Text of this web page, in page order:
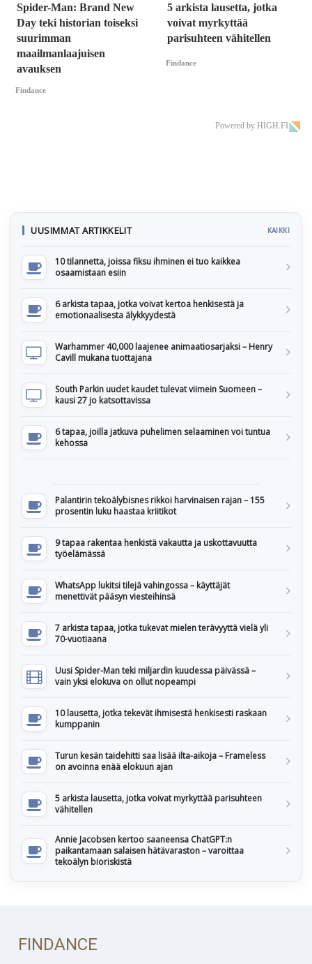
Spider-Man: Brand New
Day teki historian toiseksi
suurimman
maailmanlaajuisen
avauksen
Findance
5 arkista lausetta, jotka
voivat myrkyttää
parisuhteen vähitellen
Findance
Powered by HIGH.FI
UUSIMMAT ARTIKKELIT KAIKKI
10 tilannetta, joissa fiksu ihminen ei tuo kaikkea
osaamistaan esiin
6 arkista tapaa, jotka voivat kertoa henkisestä ja
emotionaalisesta älykkyydestä
Warhammer 40,000 laajenee animaatiosarjaksi – Henry
Cavill mukana tuottajana
South Parkin uudet kaudet tulevat viimein Suomeen –
kausi 27 jo katsottavissa
6 tapaa, joilla jatkuva puhelimen selaaminen voi tuntua
kehossa
Palantirin tekoälybisnes rikkoi harvinaisen rajan – 155
prosentin luku haastaa kriitikot
9 tapaa rakentaa henkistä vakautta ja uskottavuutta
työelämässä
WhatsApp lukitsi tilejä vahingossa – käyttäjät
menettivät pääsyn viesteihinsä
7 arkista tapaa, jotka tukevat mielen terävyyttä vielä yli
70-vuotiaana
Uusi Spider-Man teki miljardin kuudessa päivässä –
vain yksi elokuva on ollut nopeampi
10 lausetta, jotka tekevät ihmisestä henkisesti raskaan
kumppanin
Turun kesän taidehitti saa lisää ilta-aikoja – Frameless
on avoinna enää elokuun ajan
5 arkista lausetta, jotka voivat myrkyttää parisuhteen
vähitellen
Annie Jacobsen kertoo saaneensa ChatGPT:n
paikantamaan salaisen hätävaraston – varoittaa
tekoälyn bioriskistä
FINDANCE